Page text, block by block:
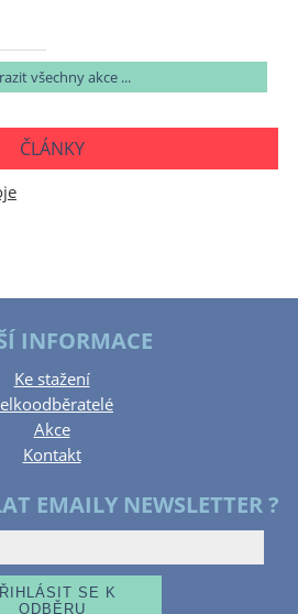
všechny akce ...
ČLÁNKY
INFORMACE
Ke stažení
Akce
Kontakt
EMAILY NEWSLETTER ?